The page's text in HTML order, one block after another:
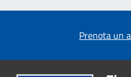
Prenota un